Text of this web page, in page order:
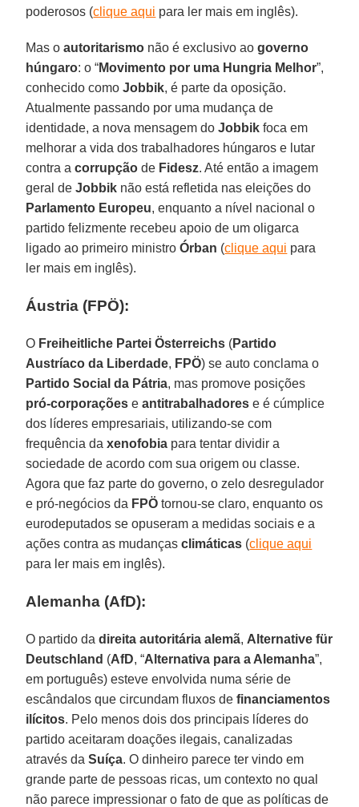
poderosos (clique aqui para ler mais em inglês).
Mas oautoritarismo não é exclusivo aogoverno
húngaro: o “Movimento por uma Hungria Melhor”,
conhecido comoJobbik, é parte da oposição.
Atualmente passando por uma mudança de
identidade, a nova mensagem doJobbik foca em
melhorar a vida dos trabalhadores húngaros e lutar
contra acorrupção de Fidesz. Até então a imagem
geral deJobbik não está refletida nas eleições do
Parlamento Europeu, enquanto a nível nacional o
partido felizmente recebeu apoio de um oligarca
ligado ao primeiro ministroÓrban (clique aqui para
ler mais em inglês).
Áustria (FPÖ):
O Freiheitliche Partei Österreichs (Partido
Austríaco da Liberdade, FPÖ) se auto conclama o
Partido Social da Pátria, mas promove posições
pró-corporações eantitrabalhadores e é cúmplice
dos líderes empresariais, utilizando-se com
frequência daxenofobia para tentar dividir a
sociedade de acordo com sua origem ou classe.
Agora que faz parte do governo, o zelo desregulador
e pró-negócios da FPÖ tornou-se claro, enquanto os
eurodeputados se opuseram a medidas sociais e a
ações contra as mudançasclimáticas (clique aqui
para ler mais em inglês).
Alemanha (AfD):
O partido dadireita autoritária alemã, Alternative für
Deutschland (AfD, “Alternativa para a Alemanha”,
em português) esteve envolvida numa série de
escândalos que circundam fluxos definanciamentos
ilícitos. Pelo menos dois dos principais líderes do
partido aceitaram doações ilegais, canalizadas
através daSuíça. O dinheiro parece ter vindo em
grande parte de pessoas ricas, um contexto no qual
não parece impressionar o fato de que as políticas de